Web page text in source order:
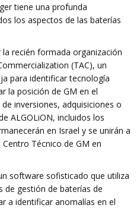
tiene una profunda
los aspectos de las baterías
recién formada organización
(TAC), un
para identificar tecnología
la posición de GM en el
inversiones, adquisiciones o
ALGOLiON, incluidos los
en Israel y se unirán a
Técnico de GM en
software sofisticado que utiliza
de gestión de baterías de
a identificar anomalías en el